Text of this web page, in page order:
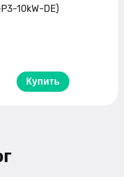
10kW-DE)
Купить